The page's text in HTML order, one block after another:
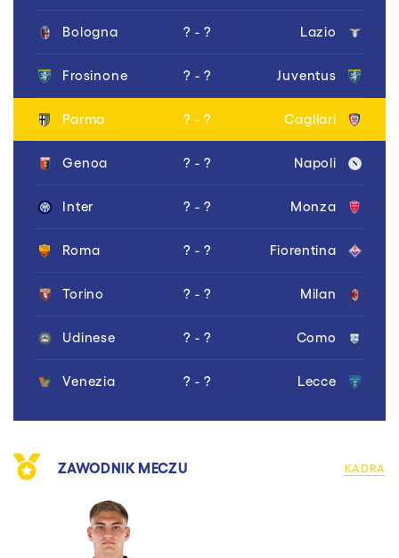
Bologna ? - ? Lazio
Frosinone ? - ? Juventus
Parma ? - ? Cagliari
Genoa ? - ? Napoli
Inter ? - ? Monza
Roma ? - ? Fiorentina
Torino ? - ? Milan
Udinese ? - ? Como
Venezia ? - ? Lecce
ZAWODNIK MECZU KADRA